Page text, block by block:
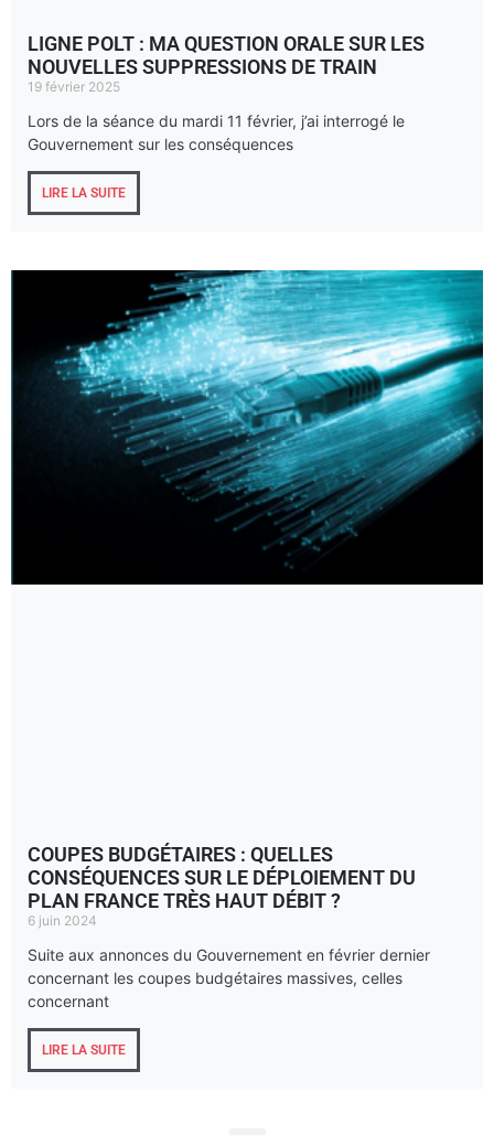
LIGNE POLT : MA QUESTION ORALE SUR LES
NOUVELLES SUPPRESSIONS DE TRAIN
19 février 2025
Lors de la séance du mardi 11 février, j’ai interrogé le
Gouvernement sur les conséquences
LIRE LA SUITE
COUPES BUDGÉTAIRES : QUELLES
CONSÉQUENCES SUR LE DÉPLOIEMENT DU
PLAN FRANCE TRÈS HAUT DÉBIT ?
6 juin 2024
Suite aux annonces du Gouvernement en février dernier
concernant les coupes budgétaires massives, celles
concernant
LIRE LA SUITE